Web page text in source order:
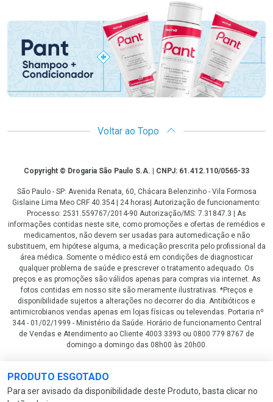
PRODUTO ESGOTADO
Para ser avisado da disponibilidade deste Produto, basta clicar no
Promoção em Destaque
Voltar ao Topo
CopyrightCopyright © Drogaria São Paulo S.A. | CNPJ: 61.412.110/0565-33
São Paulo - SP: Avenida Renata, 60, Chácara Belenzinho - Vila Formosa
Gislaine Lima Meo CRF 40.354 | 24 horas| Autorização de funcionamento:
Processo: 2531.559767/2014-90 Autorização/MS: 7.31847.3 | As
informações contidas neste site, como promoções e ofertas de remédios e
medicamentos, não devem ser usadas para automedicação e não
substituem, em hipótese alguma, a medicação prescrita pelo profissional da
área médica. Somente o médico está em condições de diagnosticar
qualquer problema de saúde e prescrever o tratamento adequado. Os
preços e as promoções são válidos apenas para compras via internet. As
fotos contidas em nosso site são meramente ilustrativas. *Preços e
disponibilidade sujeitos a alterações no decorrer do dia. Antibióticos e
antimicrobianos vendas apenas em lojas físicas ou televendas. Portaria nº
344 - 01/02/1999 - Ministério da Saúde. Horário de funcionamento Central
de Vendas e Atendimento ao Cliente 4003 3393 ou 0800 779 8767 de
domingo a domingo das 08h00 às 20h00.